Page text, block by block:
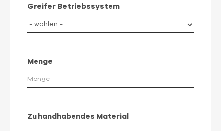
Greifer Betriebssystem
Menge
Zu handhabendes Material